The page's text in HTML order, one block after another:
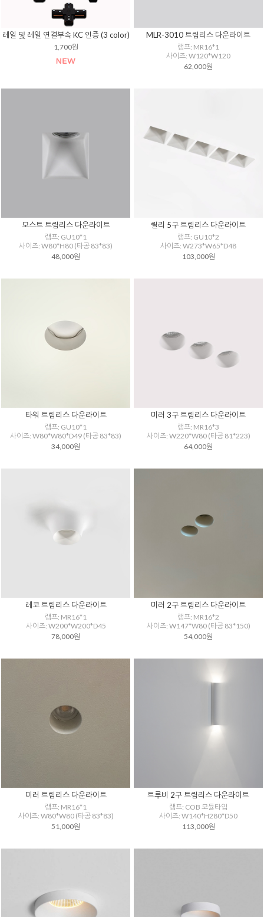
레일 및 레일 연결부속 KC 인증 (3 color)
1,700원
MLR-3010 트림리스 다운라이트
램프: MR16*1
사이즈: W120*W120
62,000원
모스트 트림리스 다운라이트
램프: GU10*1
사이즈: W80*H80 (타공 83*83)
48,000원
릴리 5구 트림리스 다운라이트
램프: GU10*2
사이즈: W273*W65*D48
103,000원
타워 트림리스 다운라이트
램프: GU10*1
사이즈: W80*W80*D49 (타공 83*83)
34,000원
미러 3구 트림리스 다운라이트
램프: MR16*3
사이즈: W220*W80 (타공 81*223)
64,000원
레코 트림리스 다운라이트
램프: MR16*1
사이즈: W200*W200*D45
78,000원
미러 2구 트림리스 다운라이트
램프: MR16*2
사이즈: W147*W80 (타공 83*150)
54,000원
미러 트림리스 다운라이트
램프: MR16*1
사이즈: W80*W80 (타공 83*83)
51,000원
트루비 2구 트림리스 다운라이트
램프: COB 모듈타입
사이즈: W140*H280*D50
113,000원